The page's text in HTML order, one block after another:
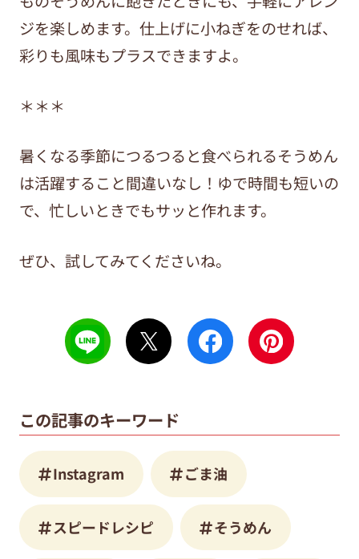
ジを楽しめます。仕上げに小ねぎをのせれば、
彩りも風味もプラスできますよ。
＊＊＊
暑くなる季節につるつると食べられるそうめん
は活躍すること間違いなし！ゆで時間も短いの
で、忙しいときでもサッと作れます。
ぜひ、試してみてくださいね。
この記事のキーワード
Instagram ごま油
スピードレシピ そうめん